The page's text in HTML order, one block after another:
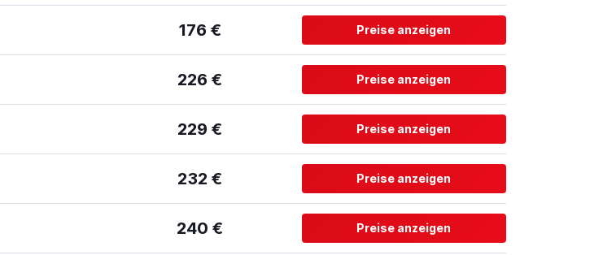
176 € Preise anzeigen
226 € Preise anzeigen
229 € Preise anzeigen
232 € Preise anzeigen
240 € Preise anzeigen